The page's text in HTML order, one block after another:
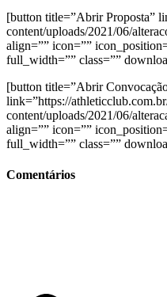
[button title=”Abrir Proposta”
content/uploads/2021/06/
align=”” icon=””
full_width=”” class=””
[button title=”Abrir
link=”https://
content/uploads/2021/06/
align=”” icon=””
full_width=”” class=””
Comentários